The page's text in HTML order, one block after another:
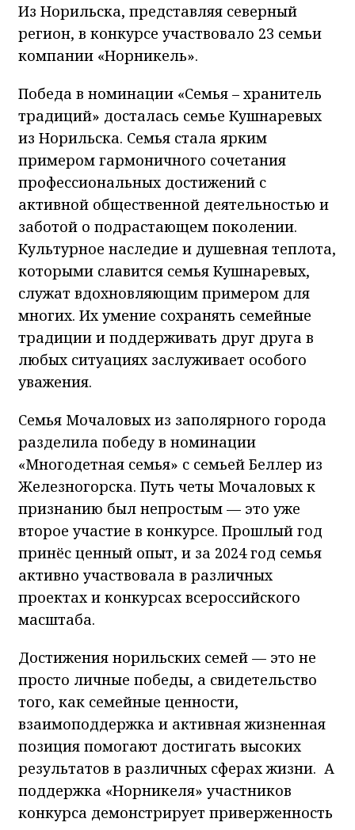
Из Норильска, представляя северный
регион, в конкурсе участвовало 23 семьи
компании «Норникель».
Победа в номинации «Семья – хранитель
традиций» досталась семье Кушнаревых
из Норильска. Семья стала ярким
примером гармоничного сочетания
профессиональных достижений с
активной общественной деятельностью и
заботой о подрастающем поколении.
Культурное наследие и душевная теплота,
которыми славится семья Кушнаревых,
служат вдохновляющим примером для
многих. Их умение сохранять семейные
традиции и поддерживать друг друга в
любых ситуациях заслуживает особого
уважения.
Семья Мочаловых из заполярного города
разделила победу в номинации
«Многодетная семья» с семьей Беллер из
Железногорска. Путь четы Мочаловых к
признанию был непростым — это уже
второе участие в конкурсе. Прошлый год
принёс ценный опыт, и за 2024 год семья
активно участвовала в различных
проектах и конкурсах всероссийского
масштаба.
Достижения норильских семей — это не
просто личные победы, а свидетельство
того, как семейные ценности,
взаимоподдержка и активная жизненная
позиция помогают достигать высоких
результатов в различных сферах жизни. А
поддержка «Норникеля» участников
конкурса демонстрирует приверженность